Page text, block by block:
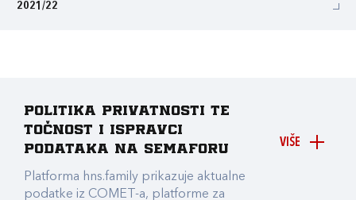
2021/22
VIŠE
Politika privatnosti te
točnost i ispravci
podataka na Semaforu
Platforma hns.family prikazuje aktualne
podatke iz COMET-a, platforme za